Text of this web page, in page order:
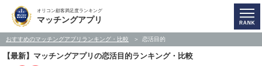
オリコン顧客満足度ランキング
マッチングアプリ
おすすめのマッチングアプリランキング・比較 恋活目的
【最新】マッチングアプリの恋活目的ランキング・比較